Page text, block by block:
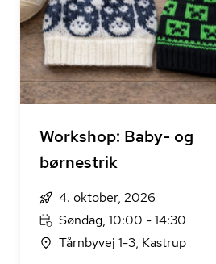
Workshop: Baby- og
børnestrik
4. oktober, 2026
Søndag, 10:00 - 14:30
Tårnbyvej 1-3, Kastrup